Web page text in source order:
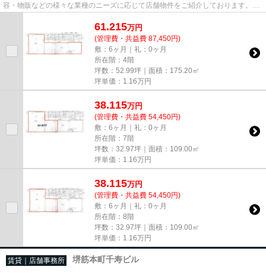
容・物販などの様々な業種のニーズに応じて店舗物件をご紹介しております。
尚、弊社ではおとり広告は一切...
61.215万円
(管理費・共益費 87,450円)
敷：6ヶ月｜礼：0ヶ月
所在階：4階
坪数：52.99坪｜面積：175.20㎡
坪単価： 1.16万円
38.115万円
(管理費・共益費 54,450円)
敷：6ヶ月｜礼：0ヶ月
所在階：7階
坪数：32.97坪｜面積：109.00㎡
坪単価： 1.16万円
38.115万円
(管理費・共益費 54,450円)
敷：6ヶ月｜礼：0ヶ月
所在階：8階
坪数：32.97坪｜面積：109.00㎡
坪単価： 1.16万円
賃貸｜店舗事務所 堺筋本町千寿ビル